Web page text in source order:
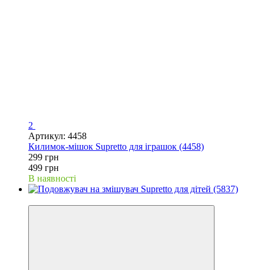
2
Артикул: 4458
Килимок-мішок Supretto для іграшок (4458)
299 грн
499 грн
В наявності